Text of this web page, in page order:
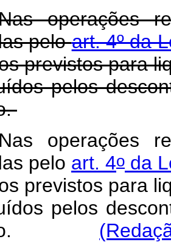
operações
peloart. 4º da
previstos para
pelos
operações
pelo art. 4o da
previstos para
pelos